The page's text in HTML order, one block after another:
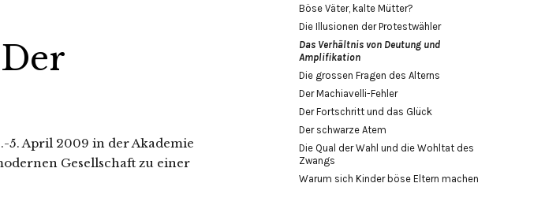
5. April 2009 in der Akademie
Gesellschaft zu einer
Böse Väter, kalte Mütter?
Die Illusionen der Protestwähler
Das Verhältnis von Deutung und
Amplifikation
Die grossen Fragen des Alterns
Der Machiavelli-Fehler
Der Fortschritt und das Glück
Der schwarze Atem
Die Qual der Wahl und die Wohltat des
Zwangs
Warum sich Kinder böse Eltern machen